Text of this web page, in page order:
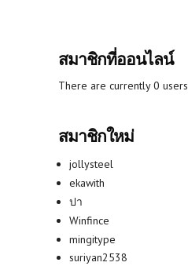
สมาชิกที่ออนไลน์
There are currently 0
สมาชิกใหม่
jollysteel
ekawith
ปา
Winfince
mingitype
suriyan2538